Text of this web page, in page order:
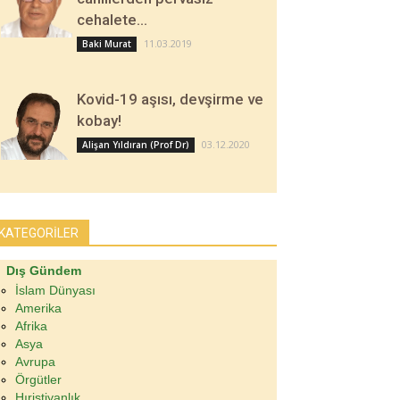
cehalete…
Baki Murat 11.03.2019
Kovid-19 aşısı, devşirme ve
kobay!
Alişan Yıldıran (Prof Dr) 03.12.2020
Dış Gündem
İslam Dünyası
Amerika
Afrika
Asya
Avrupa
Örgütler